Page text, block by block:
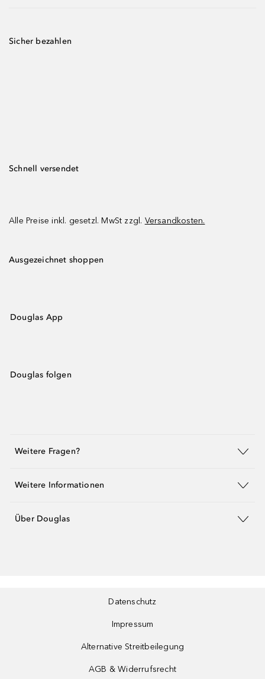
Sicher bezahlen
Schnell versendet
Alle Preise inkl. gesetzl. MwSt zzgl. Versandkosten.
Ausgezeichnet shoppen
Douglas App
Douglas folgen
Weitere Fragen?
Weitere Informationen
Über Douglas
Datenschutz
Impressum
Alternative Streitbeilegung
AGB & Widerrufsrecht